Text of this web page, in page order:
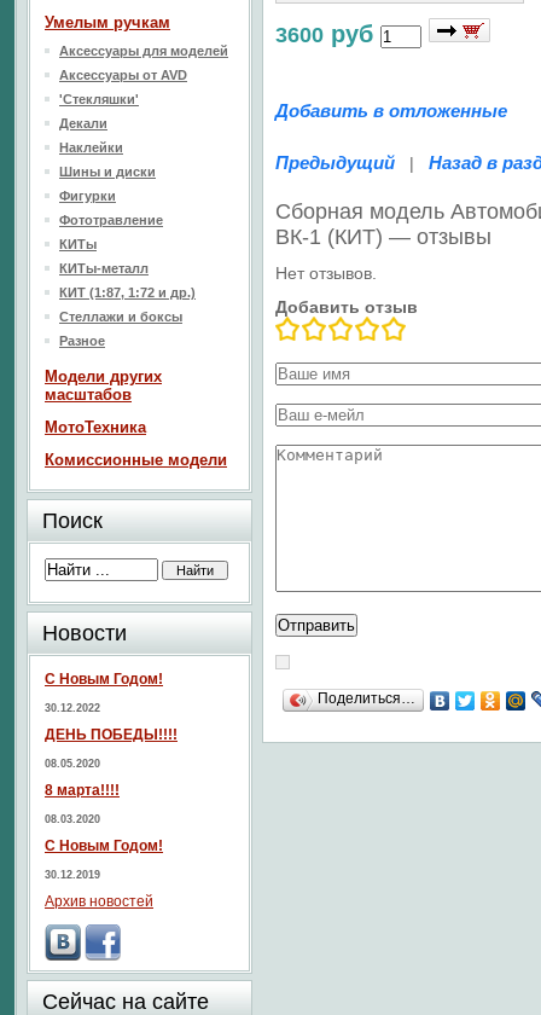
3600 руб
Добавить в отложенные
Предыдущий | Назад в
Сборная модель
ВК-1 (КИТ) — отзывы
Нет отзывов.
Добавить отзыв
Поделиться…
Умелым ручкам
Аксессуары для моделей
Аксессуары от AVD
'Стекляшки'
Декали
Наклейки
Шины и диски
Фигурки
Фототравление
КИТы
КИТы-металл
КИТ (1:87, 1:72 и др.)
Стеллажи и боксы
Разное
Модели других
масштабов
МотоТехника
Комиссионные модели
Поиск
Новости
С Новым Годом!
30.12.2022
ДЕНЬ ПОБЕДЫ!!!!
08.05.2020
8 марта!!!!
08.03.2020
С Новым Годом!
30.12.2019
Архив новостей
Сейчас на сайте